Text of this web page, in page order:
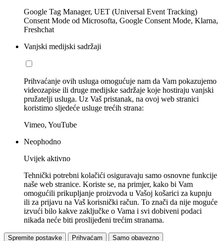
Google Tag Manager, UET (Universal Event Tracking)
Consent Mode od Microsofta, Google Consent Mode, Klarna,
Freshchat
Vanjski medijski sadržaji
Prihvaćanje ovih usluga omogućuje nam da Vam pokazujemo
videozapise ili druge medijske sadržaje koje hostiraju vanjski
pružatelji usluga. Uz Vaš pristanak, na ovoj web stranici
koristimo sljedeće usluge trećih strana:
Vimeo, YouTube
Neophodno
Uvijek aktivno
Tehnički potrebni kolačići osiguravaju samo osnovne funkcije
naše web stranice. Koriste se, na primjer, kako bi Vam
omogućili prikupljanje proizvoda u Vašoj košarici za kupnju
ili za prijavu na Vaš korisnički račun. To znači da nije moguće
izvući bilo kakve zaključke o Vama i svi dobiveni podaci
nikada neće biti proslijeđeni trećim stranama.
Spremite postavke Prihvaćam Samo obavezno